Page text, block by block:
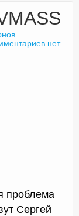
нет
проблема
Сергей